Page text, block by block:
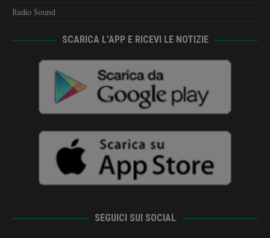
Radio Sound
SCARICA L’APP E RICEVI LE NOTIZIE
SEGUICI SUI SOCIAL